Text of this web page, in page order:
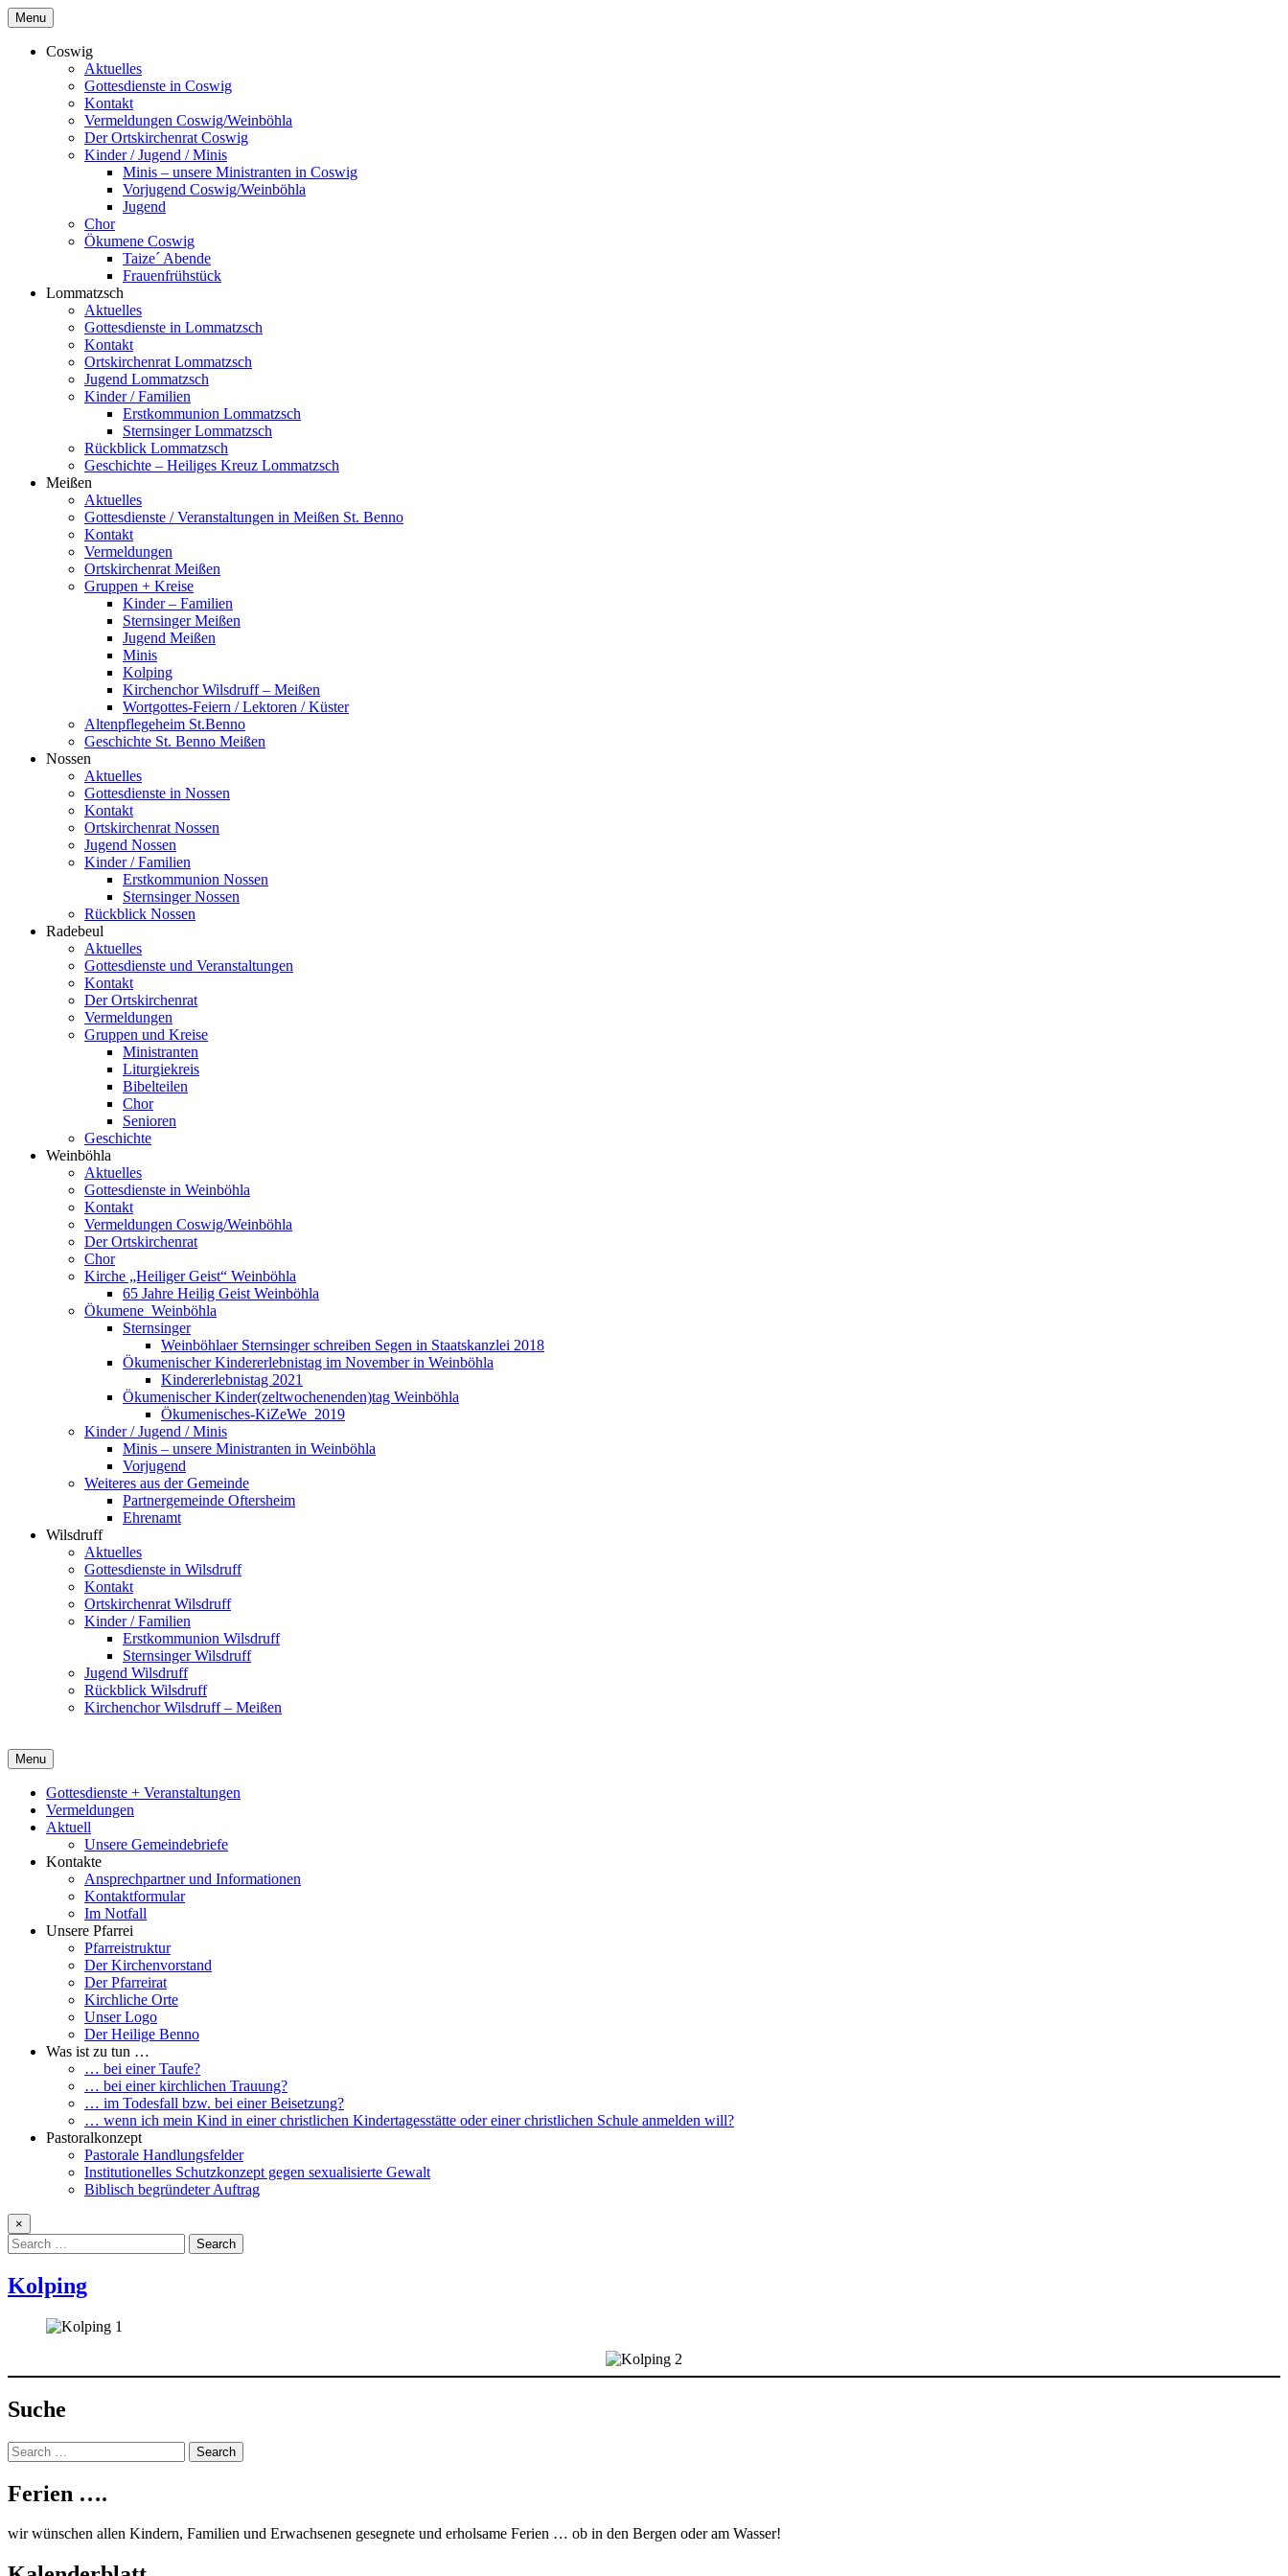
Skip
to
content
Menu
Coswig
Aktuelles
Gottesdienste in Coswig
Kontakt
Vermeldungen Coswig/Weinböhla
Der Ortskirchenrat Coswig
Kinder / Jugend / Minis
Minis – unsere Ministranten in Coswig
Vorjugend Coswig/Weinböhla
Jugend
Chor
Ökumene Coswig
Taize´ Abende
Frauenfrühstück
Lommatzsch
Aktuelles
Gottesdienste in Lommatzsch
Kontakt
Ortskirchenrat Lommatzsch
Jugend Lommatzsch
Kinder / Familien
Erstkommunion Lommatzsch
Sternsinger Lommatzsch
Rückblick Lommatzsch
Geschichte – Heiliges Kreuz Lommatzsch
Meißen
Aktuelles
Gottesdienste / Veranstaltungen in Meißen St. Benno
Kontakt
Vermeldungen
Ortskirchenrat Meißen
Gruppen + Kreise
Kinder – Familien
Sternsinger Meißen
Jugend Meißen
Minis
Kolping
Kirchenchor Wilsdruff – Meißen
Wortgottes-Feiern / Lektoren / Küster
Altenpflegeheim St.Benno
Geschichte St. Benno Meißen
Nossen
Aktuelles
Gottesdienste in Nossen
Kontakt
Ortskirchenrat Nossen
Jugend Nossen
Kinder / Familien
Erstkommunion Nossen
Sternsinger Nossen
Rückblick Nossen
Radebeul
Aktuelles
Gottesdienste und Veranstaltungen
Kontakt
Der Ortskirchenrat
Vermeldungen
Gruppen und Kreise
Ministranten
Liturgiekreis
Bibelteilen
Chor
Senioren
Geschichte
Weinböhla
Aktuelles
Gottesdienste in Weinböhla
Kontakt
Vermeldungen Coswig/Weinböhla
Der Ortskirchenrat
Chor
Kirche „Heiliger Geist“ Weinböhla
65 Jahre Heilig Geist Weinböhla
Ökumene_Weinböhla
Sternsinger
Weinböhlaer Sternsinger schreiben Segen in Staatskanzlei 2018
Ökumenischer Kindererlebnistag im November in Weinböhla
Kindererlebnistag 2021
Ökumenischer Kinder(zeltwochenenden)tag Weinböhla
Ökumenisches-KiZeWe_2019
Kinder / Jugend / Minis
Minis – unsere Ministranten in Weinböhla
Vorjugend
Weiteres aus der Gemeinde
Partnergemeinde Oftersheim
Ehrenamt
Wilsdruff
Aktuelles
Gottesdienste in Wilsdruff
Kontakt
Ortskirchenrat Wilsdruff
Kinder / Familien
Erstkommunion Wilsdruff
Sternsinger Wilsdruff
Jugend Wilsdruff
Rückblick Wilsdruff
Kirchenchor Wilsdruff – Meißen
Menu
Gottesdienste + Veranstaltungen
Vermeldungen
Aktuell
Unsere Gemeindebriefe
Kontakte
Ansprechpartner und Informationen
Kontaktformular
Im Notfall
Unsere Pfarrei
Pfarreistruktur
Der Kirchenvorstand
Der Pfarreirat
Kirchliche Orte
Unser Logo
Der Heilige Benno
Was ist zu tun …
… bei einer Taufe?
… bei einer kirchlichen Trauung?
… im Todesfall bzw. bei einer Beisetzung?
… wenn ich mein Kind in einer christlichen Kindertagesstätte oder einer christlichen Schule anmelden will?
Pastoralkonzept
Pastorale Handlungsfelder
Institutionelles Schutzkonzept gegen sexualisierte Gewalt
Biblisch begründeter Auftrag
×
Search
for:
Kolping
Suche
Search
for:
Ferien ….
wir wünschen allen Kindern, Familien und Erwachsenen gesegnete und erholsame Ferien … ob in den Bergen oder am Wasser!